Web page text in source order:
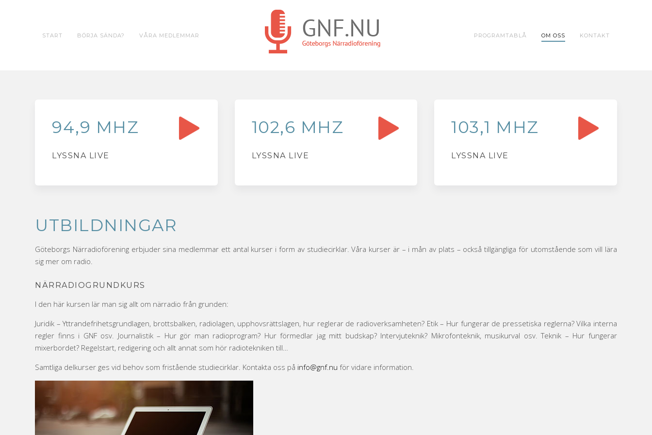
START BÖRJA SÄNDA? VÅRA MEDLEMMAR PROGRAMTABLÅ OM OSS KONTAKT
94,9 MHZ
LYSSNA LIVE
102,6 MHZ
LYSSNA LIVE
103,1 MHZ
LYSSNA LIVE
UTBILDNINGAR
Göteborgs Närradioförening erbjuder sina medlemmar ett antal kurser i form av studiecirklar. Våra kurser är – i mån av plats – också tillgängliga för utomstående som vill lära
sig mer om radio.
NÄRRADIOGRUNDKURS
I den här kursen lär man sig allt om närradio från grunden:
Juridik – Yttrandefrihetsgrundlagen, brottsbalken, radiolagen, upphovsrättslagen, hur reglerar de radioverksamheten? Etik – Hur fungerar de pressetiska reglerna? Vilka interna
regler finns i GNF osv. Journalistik – Hur gör man radioprogram? Hur förmedlar jag mitt budskap? Intervjuteknik? Mikrofonteknik, musikurval osv. Teknik – Hur fungerar
mixerbordet? Regelstart, redigering och allt annat som hör radiotekniken till…
Samtliga delkurser ges vid behov som fristående studiecirklar. Kontakta oss på info@gnf.nu för vidare information.